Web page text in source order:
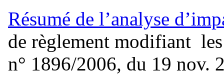
Résumé de l’analyse
de règlement modifiant
n° 1896/2006, du 19 nov.